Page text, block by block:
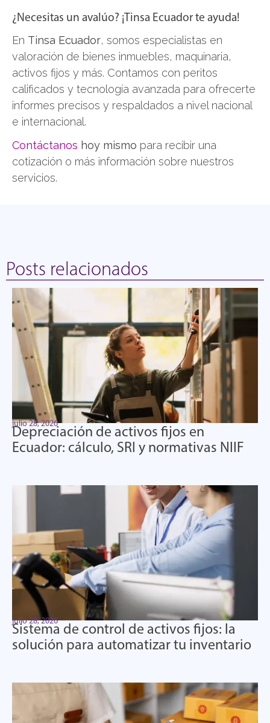
¿Necesitas un avalúo? ¡Tinsa Ecuador te ayuda!
En Tinsa Ecuador, somos especialistas en
valoración de bienes inmuebles, maquinaria,
activos fijos y más. Contamos con peritos
calificados y tecnología avanzada para ofrecerte
informes precisos y respaldados a nivel nacional
e internacional.
Contáctanos hoy mismo para recibir una
cotización o más información sobre nuestros
servicios.
Posts relacionados
julio 28, 2026
Depreciación de activos fijos en
Ecuador: cálculo, SRI y normativas NIIF
julio 28, 2026
Sistema de control de activos fijos: la
solución para automatizar tu inventario